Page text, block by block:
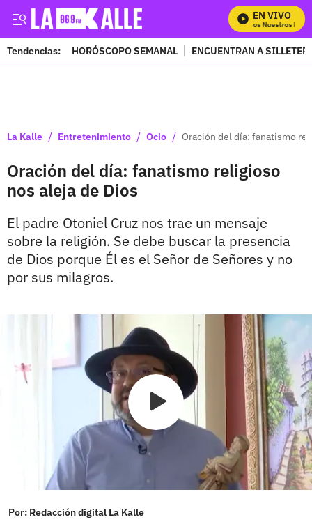
EN VIVO
Mira Todos Nuestros
Tendencias: HORÓSCOPO SEMANAL ENCUENTRAN A
La Kalle / Entretenimiento / Ocio / Oración del día: fanatismo
Oración del día: fanatismo religioso
nos aleja de Dios
El padre Otoniel Cruz nos trae un mensaje
sobre la religión. Se debe buscar la presencia
de Dios porque Él es el Señor de Señores y no
por sus milagros.
Por: Redacción digital La Kalle